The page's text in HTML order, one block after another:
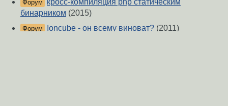
Форум
кросс-компиляция php статическим
бинарником (2015)
Форум Ioncube - он всему виноват? (2011)